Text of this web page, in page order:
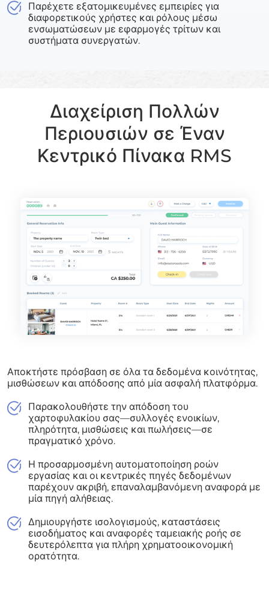
Παρέχετε εξατομικευμένες εμπειρίες για
διαφορετικούς χρήστες και ρόλους μέσω
ενσωματώσεων με εφαρμογές τρίτων και
συστήματα συνεργατών.
Διαχείριση Πολλών
Περιουσιών σε Έναν
Κεντρικό Πίνακα RMS
Αποκτήστε πρόσβαση σε όλα τα δεδομένα κοινότητας,
μισθώσεων και απόδοσης από μία ασφαλή πλατφόρμα.
Παρακολουθήστε την απόδοση του
χαρτοφυλακίου σας—συλλογές ενοικίων,
πληρότητα, μισθώσεις και πωλήσεις—σε
πραγματικό χρόνο.
Η προσαρμοσμένη αυτοματοποίηση ροών
εργασίας και οι κεντρικές πηγές δεδομένων
παρέχουν ακριβή, επαναλαμβανόμενη αναφορά με
μία πηγή αλήθειας.
Δημιουργήστε ισολογισμούς, καταστάσεις
εισοδήματος και αναφορές ταμειακής ροής σε
δευτερόλεπτα για πλήρη χρηματοοικονομική
ορατότητα.